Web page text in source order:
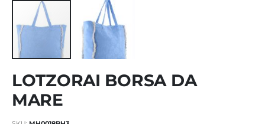
all'inizio
della
galleria
LOTZORAI BORSA DA
MARE